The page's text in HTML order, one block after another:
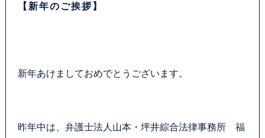
アクセス
法律問題コラム
【新年のご挨拶】
新年あけましておめでとうございます。
昨年中は、弁護士法人山本・坪井綜合法律事務所 福